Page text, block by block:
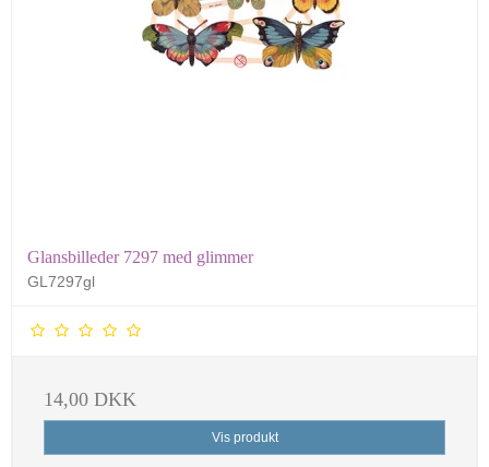
Glansbilleder 7297 med glimmer
GL7297gl
14,00 DKK
Vis produkt